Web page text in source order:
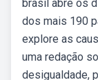
brasil abre os
dos mais 190
explore as
uma redação
desigualdade,